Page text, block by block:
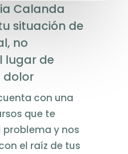
Calanda
situación de
no
lugar de
dolor
con una
que te
problema y nos
el raíz de tus